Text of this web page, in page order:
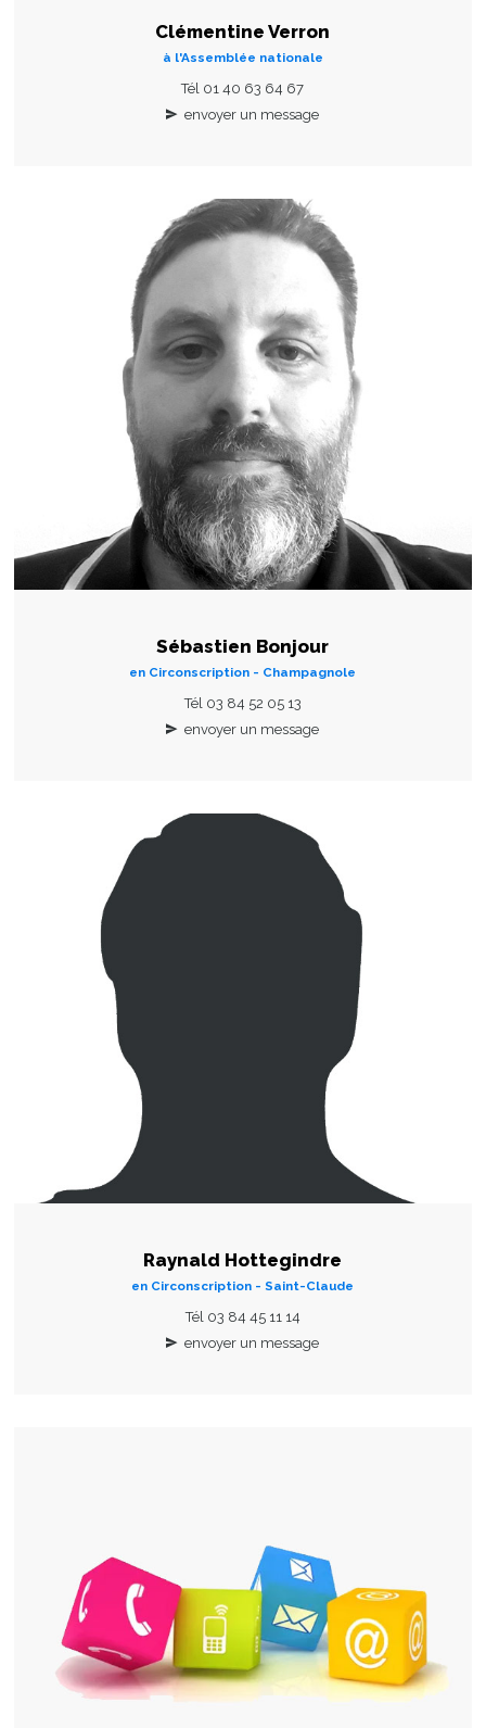
Clémentine Verron
à l'Assemblée nationale
Tél 01 40 63 64 67
envoyer un message
Sébastien Bonjour
en Circonscription - Champagnole
Tél 03 84 52 05 13
envoyer un message
Raynald Hottegindre
en Circonscription - Saint-Claude
Tél 03 84 45 11 14
envoyer un message